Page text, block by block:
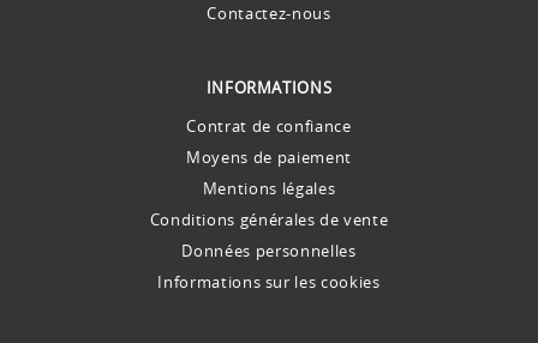
Contactez-nous
INFORMATIONS
Contrat de confiance
Moyens de paiement
Mentions légales
Conditions générales de vente
Données personnelles
Informations sur les cookies